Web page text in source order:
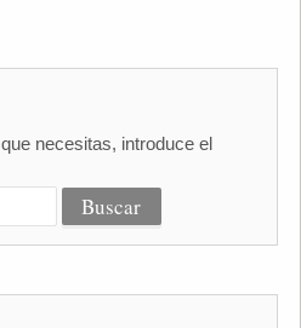
necesitas, introduce el